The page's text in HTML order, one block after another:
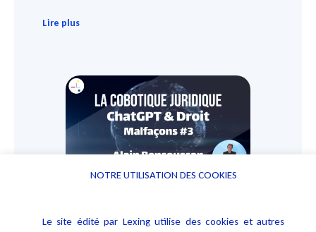
Lire plus
comment les corriger...
NOTRE UTILISATION DES COOKIES
Le site édité par Lexing utilise des cookies et autres